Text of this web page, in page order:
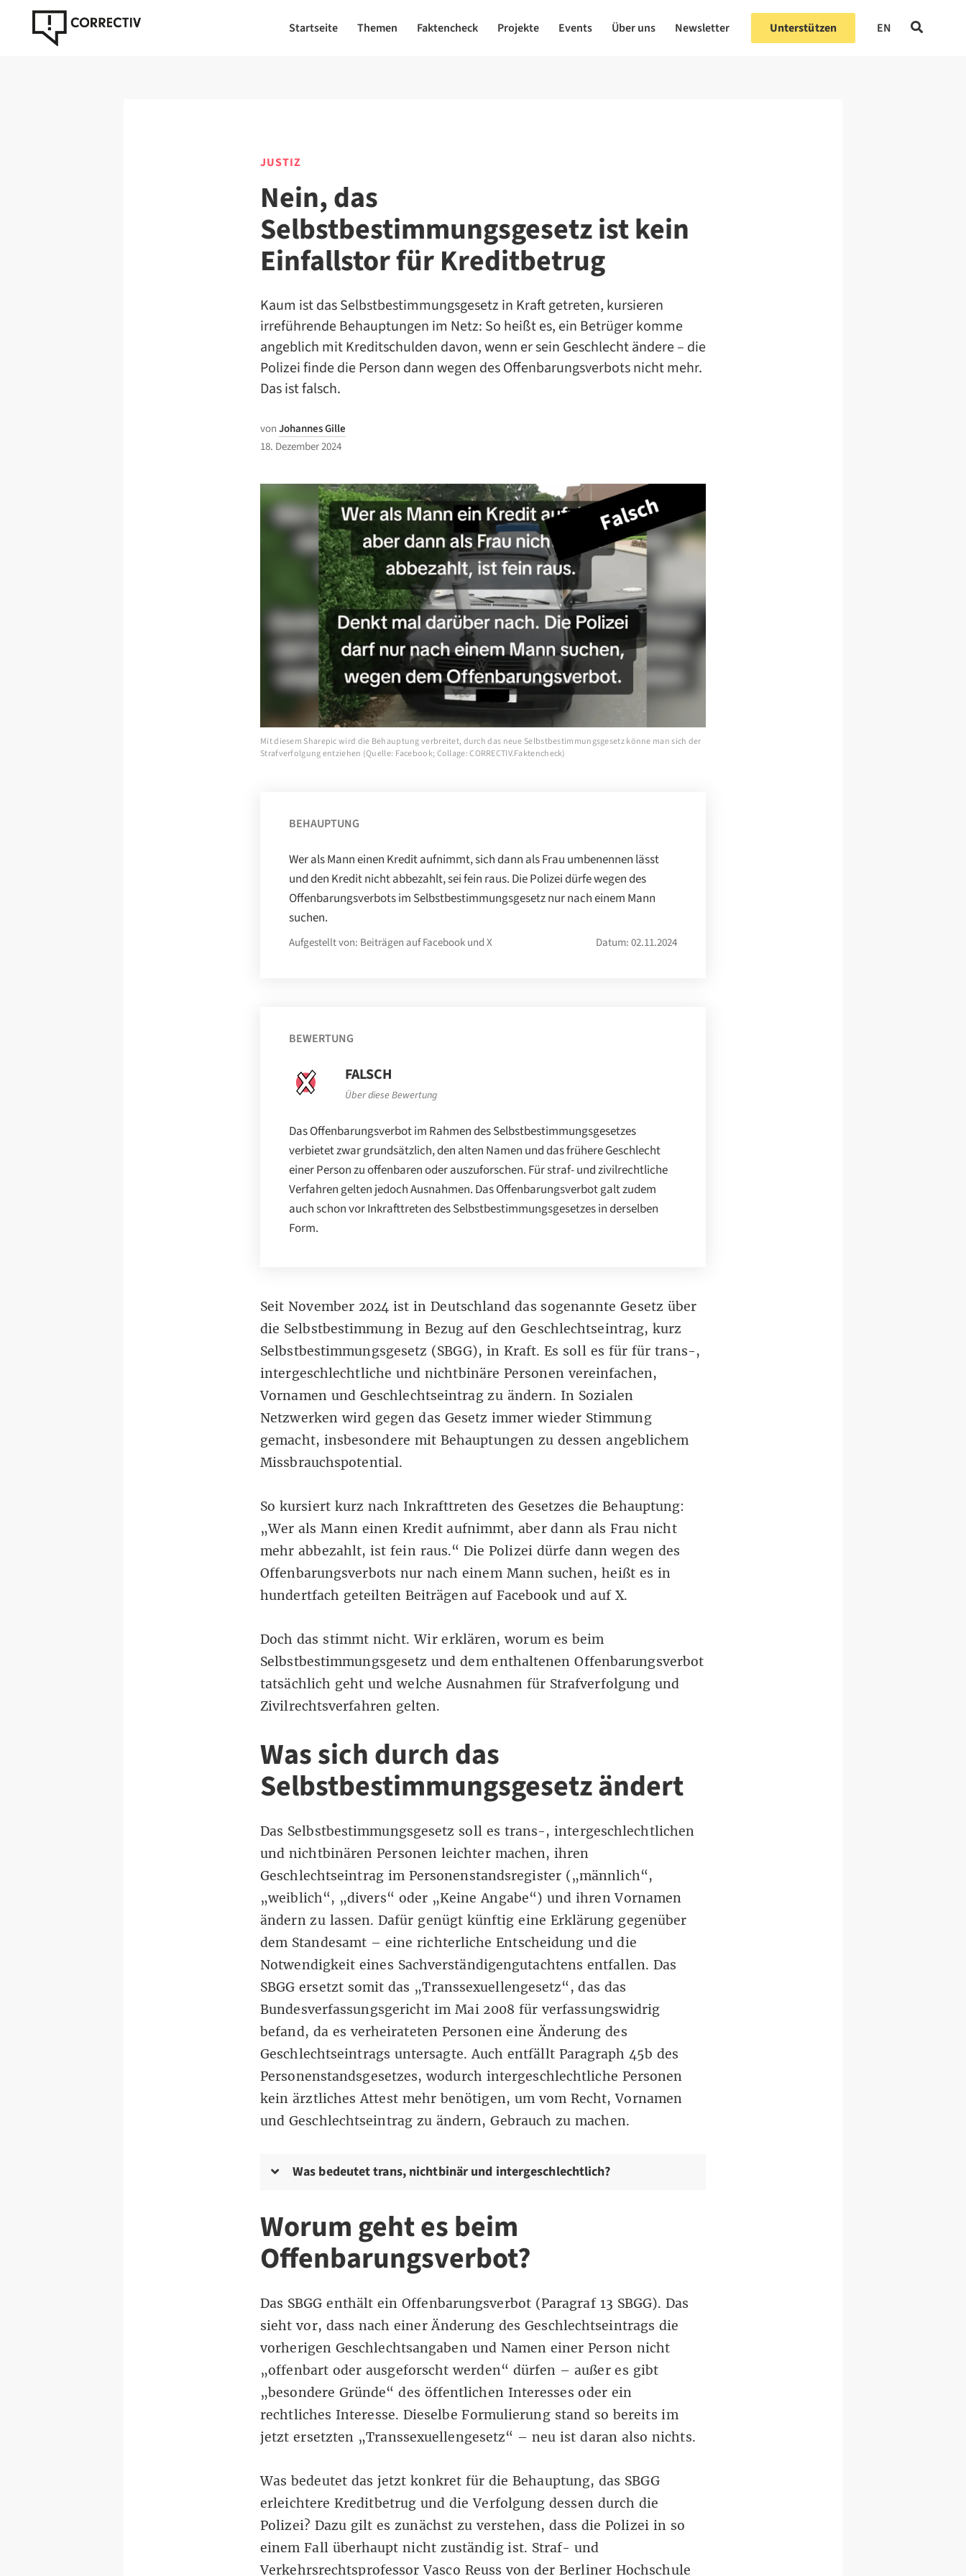
Startseite Themen Faktencheck Projekte Events Über uns Newsletter Unterstützen EN
JUSTIZ
Nein, das
Selbstbestimmungsgesetz ist kein
Einfallstor für Kreditbetrug
Kaum ist das Selbstbestimmungsgesetz in Kraft getreten, kursieren
irreführende Behauptungen im Netz: So heißt es, ein Betrüger komme
angeblich mit Kreditschulden davon, wenn er sein Geschlecht ändere – die
Polizei finde die Person dann wegen des Offenbarungsverbots nicht mehr.
Das ist falsch.
vonJohannes Gille
18. Dezember 2024
Mit diesem Sharepic wird die Behauptung verbreitet, durch das neue Selbstbestimmungsgesetz könne man sich der
Strafverfolgung entziehen (Quelle: Facebook; Collage: CORRECTIV.Faktencheck)
BEHAUPTUNG
Wer als Mann einen Kredit aufnimmt, sich dann als Frau umbenennen lässt
und den Kredit nicht abbezahlt, sei fein raus. Die Polizei dürfe wegen des
Offenbarungsverbots im Selbstbestimmungsgesetz nur nach einem Mann
suchen.
Aufgestellt von: Beiträgen auf Facebook und X Datum: 02.11.2024
BEWERTUNG
FALSCH
Über diese Bewertung
Das Offenbarungsverbot im Rahmen des Selbstbestimmungsgesetzes
verbietet zwar grundsätzlich, den alten Namen und das frühere Geschlecht
einer Person zu offenbaren oder auszuforschen. Für straf- und zivilrechtliche
Verfahren gelten jedoch Ausnahmen. Das Offenbarungsverbot galt zudem
auch schon vor Inkrafttreten des Selbstbestimmungsgesetzes in derselben
Form.
Seit November 2024 ist in Deutschland das sogenannte Gesetz über
die Selbstbestimmung in Bezug auf den Geschlechtseintrag, kurz
Selbstbestimmungsgesetz (SBGG), in Kraft. Es soll es für für trans-,
intergeschlechtliche und nichtbinäre Personen vereinfachen,
Vornamen und Geschlechtseintrag zu ändern. In Sozialen
Netzwerken wird gegen das Gesetz immer wieder Stimmung
gemacht, insbesondere mit Behauptungen zu dessen angeblichem
Missbrauchspotential.
So kursiert kurz nach Inkrafttreten des Gesetzes die Behauptung:
„Wer als Mann einen Kredit aufnimmt, aber dann als Frau nicht
mehr abbezahlt, ist fein raus.“ Die Polizei dürfe dann wegen des
Offenbarungsverbots nur nach einem Mann suchen, heißt es in
hundertfach geteilten Beiträgen auf Facebook undauf X.
Doch das stimmt nicht. Wir erklären, worum es beim
Selbstbestimmungsgesetz und dem enthaltenen Offenbarungsverbot
tatsächlich geht und welche Ausnahmen für Strafverfolgung und
Zivilrechtsverfahren gelten.
Was sich durch das
Selbstbestimmungsgesetz ändert
Das Selbstbestimmungsgesetz soll es trans-, intergeschlechtlichen
und nichtbinären Personen leichter machen, ihren
Geschlechtseintrag im Personenstandsregister („männlich“,
„weiblich“, „divers“ oder „Keine Angabe“) und ihren Vornamen
ändern zu lassen. Dafür genügt künftig eine Erklärung gegenüber
dem Standesamt – eine richterliche Entscheidung und die
Notwendigkeit eines Sachverständigengutachtens entfallen. Das
SBGG ersetzt somit das „Transsexuellengesetz“, das das
Bundesverfassungsgericht im Mai 2008 für verfassungswidrig
befand, da es verheirateten Personen eine Änderung des
Geschlechtseintrags untersagte. Auch entfällt Paragraph 45b des
Personenstandsgesetzes, wodurch intergeschlechtliche Personen
kein ärztliches Attest mehr benötigen, um vom Recht, Vornamen
und Geschlechtseintrag zu ändern, Gebrauch zu machen.
Was bedeutet trans, nichtbinär und intergeschlechtlich?
Worum geht es beim
Offenbarungsverbot?
Das SBGG enthält ein Offenbarungsverbot (Paragraf 13 SBGG). Das
sieht vor, dass nach einer Änderung des Geschlechtseintrags die
vorherigen Geschlechtsangaben und Namen einer Person nicht
„offenbart oder ausgeforscht werden“ dürfen – außer es gibt
„besondere Gründe“ des öffentlichen Interesses oder ein
rechtliches Interesse. Dieselbe Formulierung stand so bereits im
jetzt ersetzten „Transsexuellengesetz“ – neu ist daran also nichts.
Was bedeutet das jetzt konkret für die Behauptung, das SBGG
erleichtere Kreditbetrug und die Verfolgung dessen durch die
Polizei? Dazu gilt es zunächst zu verstehen, dass die Polizei in so
einem Fall überhaupt nicht zuständig ist. Straf- und
Verkehrsrechtsprofessor Vasco Reuss von der Berliner Hochschule